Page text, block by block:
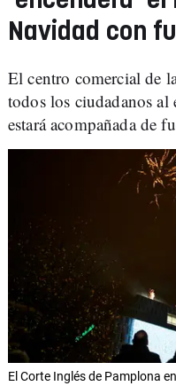
Navidad con
El centro comercial de
todos los ciudadanos al
estará acompañada de
El Corte Inglés de Pamplona